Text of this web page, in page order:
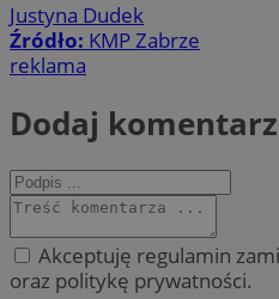
Justyna Dudek
Źródło: KMP Zabrze
reklama
Dodaj komentarz
Akceptuję regulamin
oraz politykę prywatności.